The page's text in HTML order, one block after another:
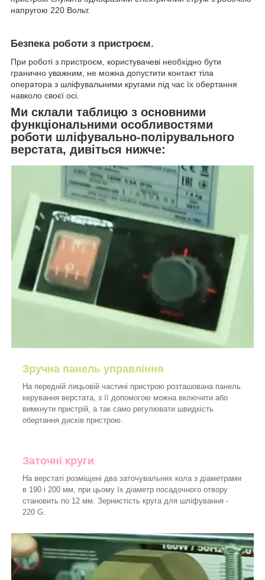
напругою 220 Вольт.
Безпека роботи з пристроєм.
При роботі з пристроєм, користувачеві необхідно бути
гранично уважним, не можна допустити контакт тіла
оператора з шліфувальними кругами під час їх обертання
навколо своєї осі.
Ми склали таблицю з основними
функціональними особливостями
роботи шліфувально-полірувального
верстата, дивіться нижче:
Зручна панель управління
На передній лицьовій частині пристрою розташована панель
керування верстата, з її допомогою можна включити або
вимкнути пристрій, а так само регулювати швидкість
обертання дисків пристрою.
Заточні круги
На верстаті розміщені два заточувальних кола з діаметрами
в 190 і 200 мм, при цьому їх діаметр посадочного отвору
становить по 12 мм. Зернистість круга для шліфування -
220 G.